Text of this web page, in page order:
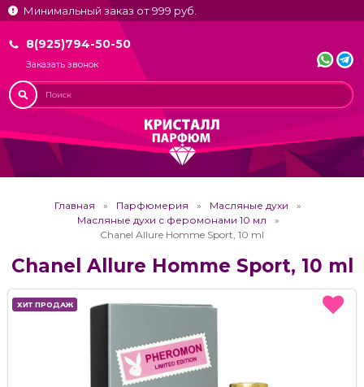
Минимальный заказ от 999 руб.
8(925)794-50-50
Заказать звонок
Главная Парфюмерия
Масляные духи
Масляные духи с феромонами 10 мл
Chanel Allure Homme Sport, 10 ml
Chanel Allure Homme Sport, 10 ml
ХИТ ПРОДАЖ
ХИТ ПРОДАЖ